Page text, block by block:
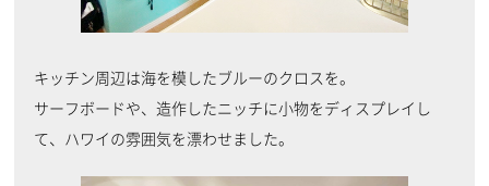
キッチン周辺は海を模したブルーのクロスを。
サーフボードや、造作したニッチに小物をディスプレイし
て、ハワイの雰囲気を漂わせました。